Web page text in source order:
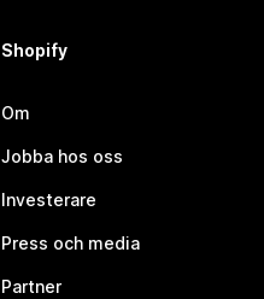
Shopify
Om
Jobba hos oss
Investerare
Press och media
Partner